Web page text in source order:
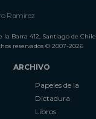
Ramírez
la Barra 412, Santiago de Chile
reservados © 2007-2026
ARCHIVO
Papeles de la
Dictadura
Libros